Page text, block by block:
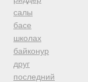
салы
басе
школах
байконур
друг
последний